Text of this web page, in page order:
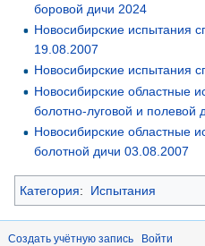
боровой дичи 2024
Новосибирские испытания
19.08.2007
Новосибирские испытания
Новосибирские областные
болотно-луговой и полевой
Новосибирские областные
болотной дичи 03.08.2007
Категория: Испытания
Создать учётную запись Войти